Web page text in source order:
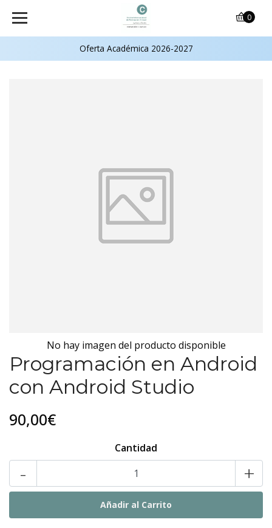
Oferta Académica 2026-2027
0
No hay imagen del producto disponible
Programación en Android
con Android Studio
90,00€
Cantidad
- +